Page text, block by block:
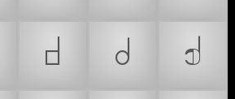
𝠀 𝠁
𝠂